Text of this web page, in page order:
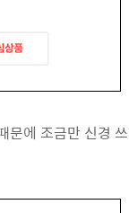
문에 조금만 신경